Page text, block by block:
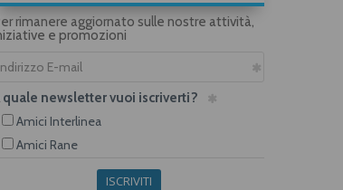
rimanere aggiornato sulle nostre attività,
e promozioni
quale newsletter vuoi iscriverti?
Amici Interlinea
Amici Rane
ISCRIVITI